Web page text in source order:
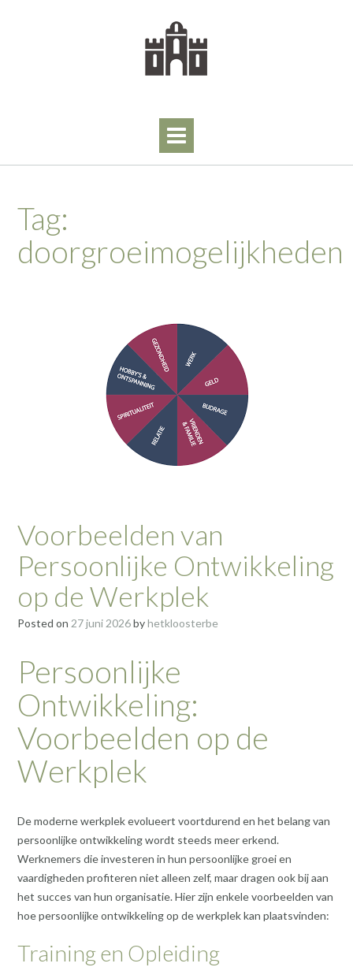
Tag:
doorgroeimogelijkheden
Voorbeelden van
Persoonlijke Ontwikkeling
op de Werkplek
Posted on 27 juni 2026byhetkloosterbe
Persoonlijke
Ontwikkeling:
Voorbeelden op de
Werkplek
De moderne werkplek evolueert voortdurend en het belang van
persoonlijke ontwikkeling wordt steeds meer erkend.
Werknemers die investeren in hun persoonlijke groei en
vaardigheden profiteren niet alleen zelf, maar dragen ook bij aan
het succes van hun organisatie. Hier zijn enkele voorbeelden van
hoe persoonlijke ontwikkeling op de werkplek kan plaatsvinden:
Training en Opleiding